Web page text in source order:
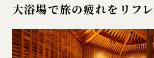
大浴場で旅の疲れをリフ